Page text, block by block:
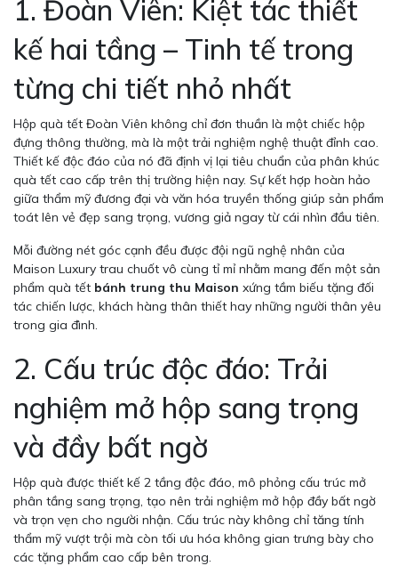
1. Đoàn Viên: Kiệt tác thiết
kế hai tầng – Tinh tế trong
từng chi tiết nhỏ nhất
Hộp quà tết Đoàn Viên không chỉ đơn thuần là một chiếc hộp
đựng thông thường, mà là một trải nghiệm nghệ thuật đỉnh cao.
Thiết kế độc đáo của nó đã định vị lại tiêu chuẩn của phân khúc
quà tết cao cấp trên thị trường hiện nay. Sự kết hợp hoàn hảo
giữa thẩm mỹ đương đại và văn hóa truyền thống giúp sản phẩm
toát lên vẻ đẹp sang trọng, vương giả ngay từ cái nhìn đầu tiên.
Mỗi đường nét góc cạnh đều được đội ngũ nghệ nhân của
Maison Luxury trau chuốt vô cùng tỉ mỉ nhằm mang đến một sản
phẩm quà tết bánh trung thu Maison xứng tầm biếu tặng đối
tác chiến lược, khách hàng thân thiết hay những người thân yêu
trong gia đình.
2. Cấu trúc độc đáo: Trải
nghiệm mở hộp sang trọng
và đầy bất ngờ
Hộp quà được thiết kế 2 tầng độc đáo, mô phỏng cấu trúc mở
phân tầng sang trọng, tạo nên trải nghiệm mở hộp đầy bất ngờ
và trọn vẹn cho người nhận. Cấu trúc này không chỉ tăng tính
thẩm mỹ vượt trội mà còn tối ưu hóa không gian trưng bày cho
các tặng phẩm cao cấp bên trong.